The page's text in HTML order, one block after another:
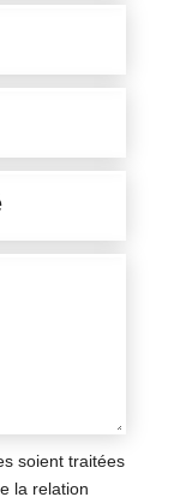
soient traitées
la relation